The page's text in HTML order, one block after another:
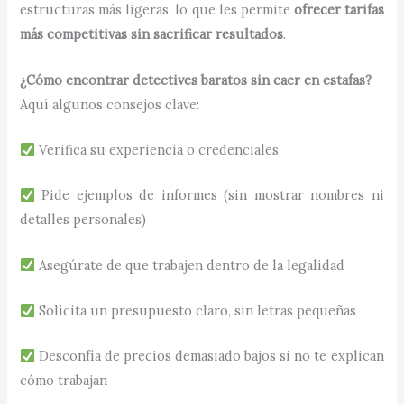
estructuras más ligeras, lo que les permite ofrecer tarifas
más competitivas sin sacrificar resultados.
¿Cómo encontrar detectives baratos sin caer en estafas?
Aquí algunos consejos clave:
Verifica su experiencia o credenciales
Pide ejemplos de informes (sin mostrar nombres ni
detalles personales)
Asegúrate de que trabajen dentro de la legalidad
Solicita un presupuesto claro, sin letras pequeñas
Desconfía de precios demasiado bajos si no te explican
cómo trabajan